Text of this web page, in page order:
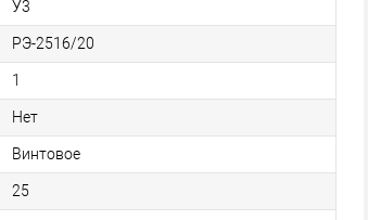
У3
РЭ-2516/20
1
Нет
Винтовое
25